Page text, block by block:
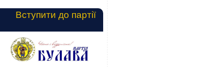
Вступити до партії